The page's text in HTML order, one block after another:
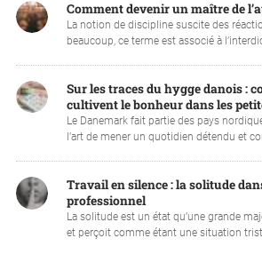
Comment devenir un maître de
La notion de discipline suscite des
beaucoup, ce terme est associé à
Sur les traces du hygge danois :
cultivent le bonheur dans les
Le Danemark fait partie des pays
l’art de mener un quotidien détendu et
Travail en silence : la solitude
professionnel
La solitude est un état qu’une grande
et perçoit comme étant une situation